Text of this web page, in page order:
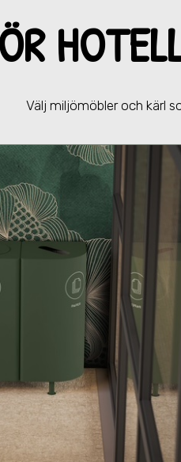
Välj miljömöbler och kärl